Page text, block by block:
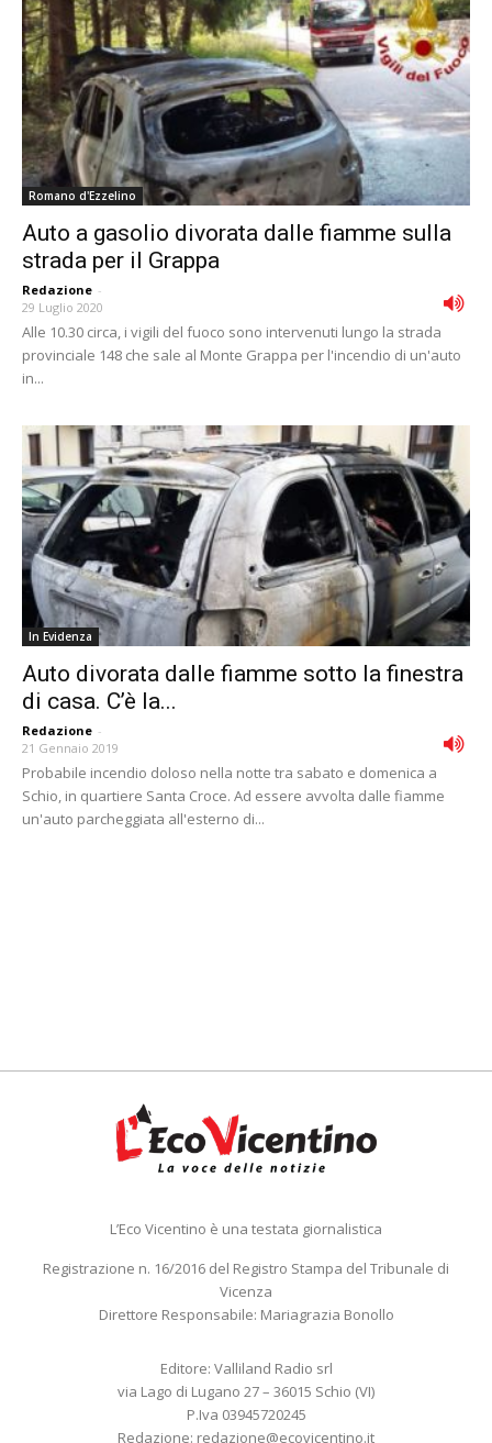
Romano d'Ezzelino
Auto a gasolio divorata dalle fiamme sulla
strada per il Grappa
Redazione -
29 Luglio 2020
Alle 10.30 circa, i vigili del fuoco sono intervenuti lungo la strada
provinciale 148 che sale al Monte Grappa per l'incendio di un'auto
in...
In Evidenza
Auto divorata dalle fiamme sotto la finestra
di casa. C’è la...
Redazione -
21 Gennaio 2019
Probabile incendio doloso nella notte tra sabato e domenica a
Schio, in quartiere Santa Croce. Ad essere avvolta dalle fiamme
un'auto parcheggiata all'esterno di...
L’Eco Vicentino è una testata giornalistica
Registrazione n. 16/2016 del Registro Stampa del Tribunale di
Vicenza
Direttore Responsabile: Mariagrazia Bonollo
Editore: Valliland Radio srl
via Lago di Lugano 27 – 36015 Schio (VI)
P.Iva 03945720245
Redazione: redazione@ecovicentino.it